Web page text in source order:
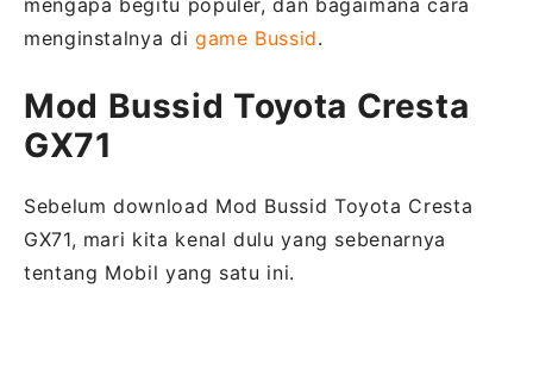
menginstalnya di game Bussid.
Mod Bussid Toyota Cresta
GX71
Sebelum download Mod Bussid Toyota Cresta
GX71, mari kita kenal dulu yang sebenarnya
tentang Mobil yang satu ini.